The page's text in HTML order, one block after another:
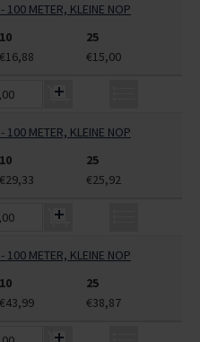
100 METER, KLEINE NOP
10
25
€16,88 €15,00
100 METER, KLEINE NOP
10
25
€29,33 €25,92
100 METER, KLEINE NOP
10
25
€43,99 €38,87